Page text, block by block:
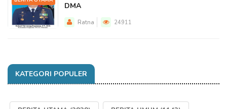
DMA
Ratna 24911
KATEGORI POPULER